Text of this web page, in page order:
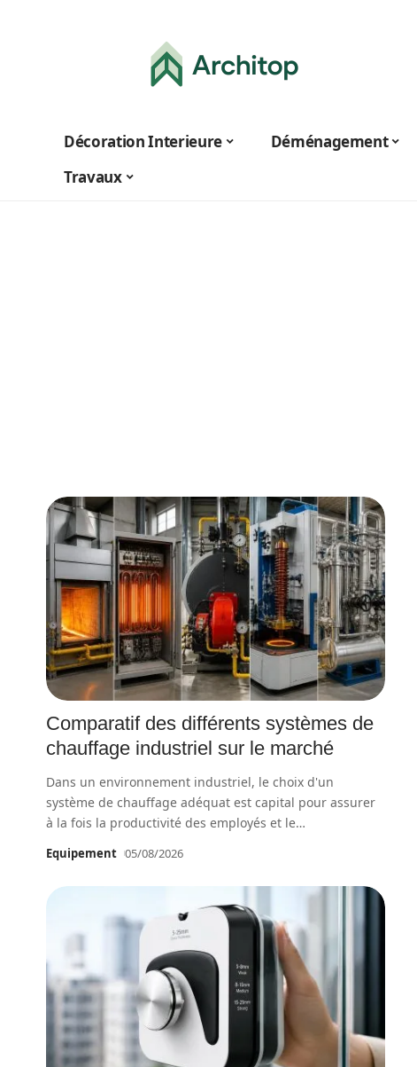
Décoration Interieure Déménagement
Travaux
Comparatif des différents systèmes de
chauffage industriel sur le marché
Dans un environnement industriel, le choix d'un
système de chauffage adéquat est capital pour assurer
à la fois la productivité des employés et le…
Equipement 05/08/2026